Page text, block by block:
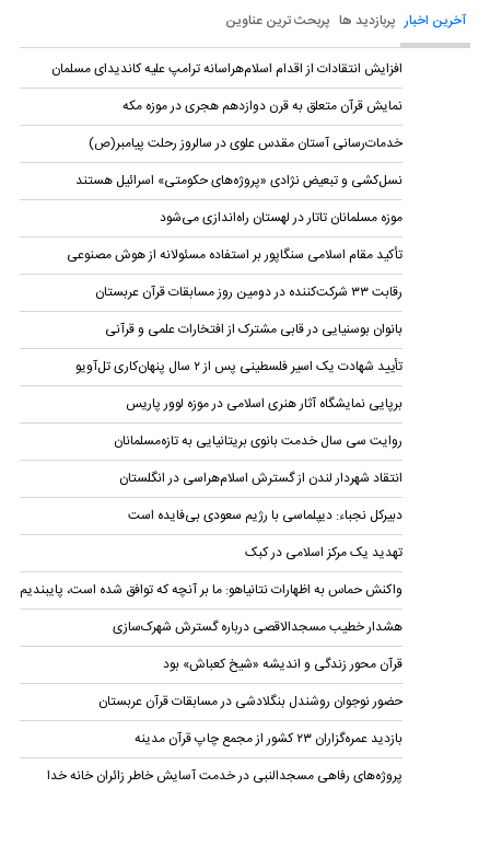
آخرین اخبار پربازدید ها پربحث ترین عناوین
افزایش انتقادات از اقدام اسلام‌هراسانه ترامپ علیه کاندیدای مسلمان
نمایش قرآن متعلق به قرن دوازدهم هجری در موزه مکه
خدمات‌رسانی آستان مقدس علوی در سالروز رحلت پیامبر(ص)
نسل‌کشی و تبعیض نژادی «پروژه‌های حکومتی» اسرائیل هستند
موزه مسلمانان تاتار در لهستان راه‌اندازی می‌شود
تأکید مقام اسلامی سنگاپور بر استفاده مسئولانه از هوش مصنوعی
رقابت ۳۳ شرکت‌کننده در دومین روز مسابقات قرآن عربستان
بانوان بوسنیایی در قابی مشترک از افتخارات علمی و قرآنی
تأیید شهادت یک اسیر فلسطینی پس از ۲ سال پنهان‌کاری تل‌آ‌ویو
برپایی نمایشگاه آثار هنری اسلامی در موزه لوور پاریس
روایت سی سال خدمت بانوی بریتانیایی به تازه‌مسلمانان
انتقاد شهردار لندن از گسترش اسلام‌هراسی در انگلستان
دبیرکل نجباء: دیپلماسی با رژیم سعودی بی‌فایده است
تهدید یک مرکز اسلامی در کبک
واکنش حماس به اظهارات نتانیاهو: ما بر آنچه که توافق شده است، پایبندیم
هشدار خطیب مسجدالاقصی درباره گسترش شهرک‌سازی
قرآن محور زندگی و اندیشه «شیخ کعباش» بود
حضور نوجوان روشندل بنگلادشی در مسابقات قرآن عربستان
بازدید عمره‌گزاران ۲۳ کشور از مجمع چاپ قرآن مدینه
پروژه‌های رفاهی مسجدالنبی در خدمت آسایش خاطر زائران خانه خدا